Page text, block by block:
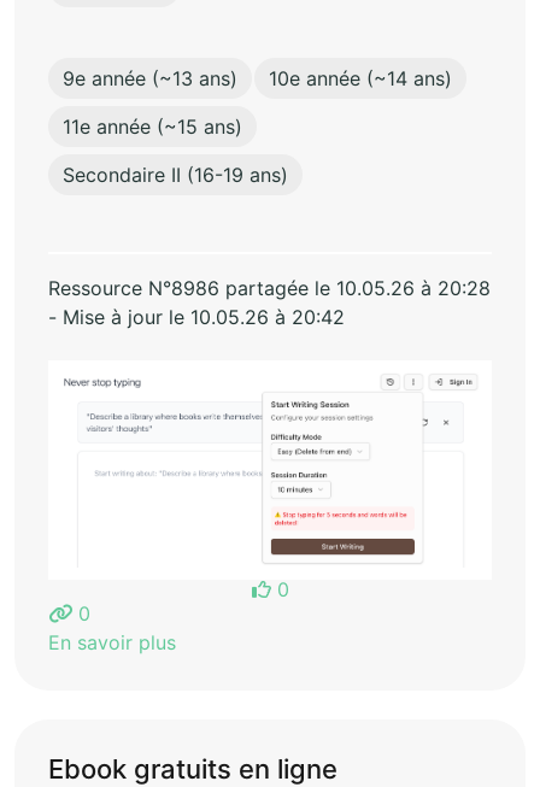
9e année (~13 ans)
10e année (~14 ans)
11e année (~15 ans)
Secondaire II (16-19 ans)
Ressource N°8986 partagée le 10.05.26 à 20:28
- Mise à jour le 10.05.26 à 20:42
0
0
En savoir plus
Ebook gratuits en ligne